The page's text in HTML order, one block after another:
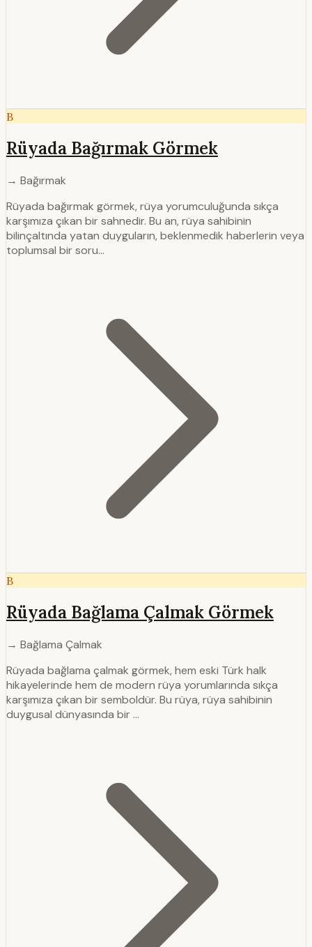
B
Rüyada Bağırmak Görmek
→ Bağırmak
Rüyada bağırmak görmek, rüya yorumculuğunda sıkça
karşımıza çıkan bir sahnedir. Bu an, rüya sahibinin
bilinçaltında yatan duyguların, beklenmedik haberlerin veya
toplumsal bir soru…
B
Rüyada Bağlama Çalmak Görmek
→ Bağlama Çalmak
Rüyada bağlama çalmak görmek, hem eski Türk halk
hikayelerinde hem de modern rüya yorumlarında sıkça
karşımıza çıkan bir semboldür. Bu rüya, rüya sahibinin
duygusal dünyasında bir …